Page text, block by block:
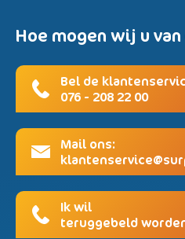
Hoe mogen wij u
Bel de
076 - 208 22 00
Mail ons:
Ik wil
teruggebeld